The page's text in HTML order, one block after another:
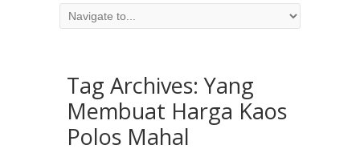
Tag Archives:Yang
Membuat Harga Kaos
Polos Mahal